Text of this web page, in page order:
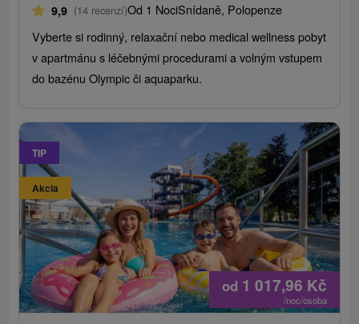
9,9 (14 recenzí)Od 1 NociSnídaně, Polopenze
Vyberte si rodinný, relaxační nebo medical wellness pobyt
v apartmánu s léčebnými procedurami a volným vstupem
do bazénu Olympic či aquaparku.
TIP
Akcia
od 1 017,96 Kč
/noc/osoba